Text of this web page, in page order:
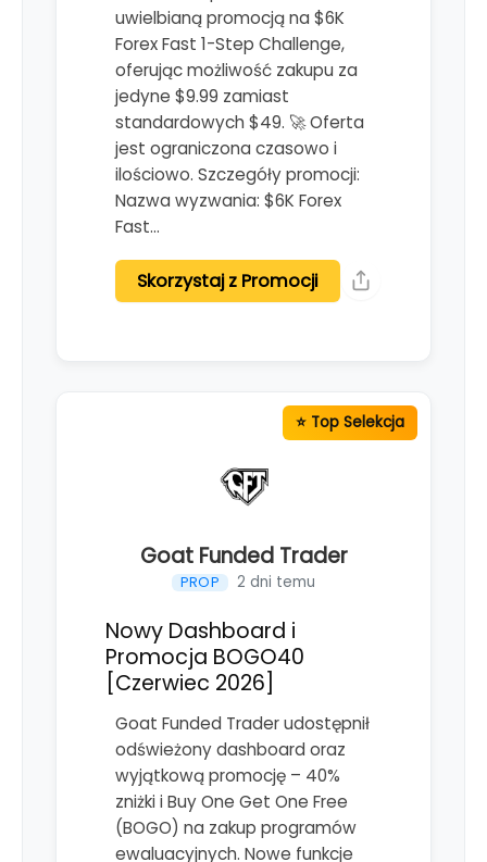
uwielbianą promocją na $6K
Forex Fast 1-Step Challenge,
oferując możliwość zakupu za
jedyne $9.99 zamiast
standardowych $49. 🚀 Oferta
jest ograniczona czasowo i
ilościowo. Szczegóły promocji:
Nazwa wyzwania: $6K Forex
Fast…
Skorzystaj z Promocji
Goat Funded Trader
PROP 2 dni temu
Nowy Dashboard i
Promocja BOGO40
[Czerwiec 2026]
Goat Funded Trader udostępnił
odświeżony dashboard oraz
wyjątkową promocję – 40%
zniżki i Buy One Get One Free
(BOGO) na zakup programów
ewaluacyjnych. Nowe funkcje